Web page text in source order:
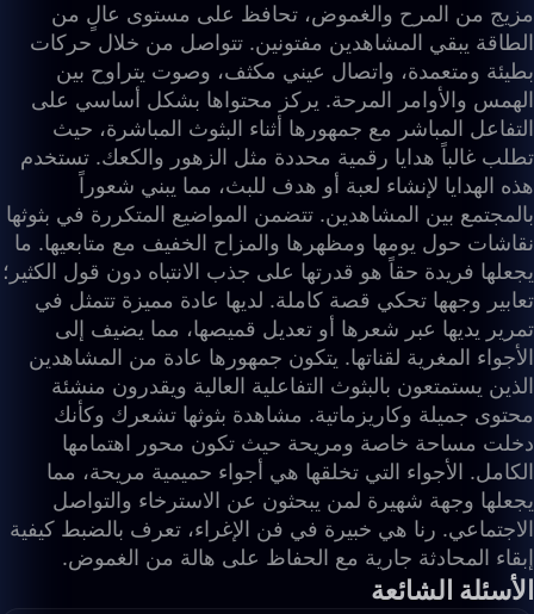
مزيج من المرح والغموض، تحافظ على مستوى عالٍ من
الطاقة يبقي المشاهدين مفتونين. تتواصل من خلال حركات
بطيئة ومتعمدة، واتصال عيني مكثف، وصوت يتراوح بين
الهمس والأوامر المرحة. يركز محتواها بشكل أساسي على
التفاعل المباشر مع جمهورها أثناء البثوث المباشرة، حيث
تطلب غالباً هدايا رقمية محددة مثل الزهور والكعك. تستخدم
هذه الهدايا لإنشاء لعبة أو هدف للبث، مما يبني شعوراً
بالمجتمع بين المشاهدين. تتضمن المواضيع المتكررة في بثوثها
نقاشات حول يومها ومظهرها والمزاح الخفيف مع متابعيها. ما
يجعلها فريدة حقاً هو قدرتها على جذب الانتباه دون قول الكثير؛
تعابير وجهها تحكي قصة كاملة. لديها عادة مميزة تتمثل في
تمرير يديها عبر شعرها أو تعديل قميصها، مما يضيف إلى
الأجواء المغرية لقناتها. يتكون جمهورها عادة من المشاهدين
الذين يستمتعون بالبثوث التفاعلية العالية ويقدرون منشئة
محتوى جميلة وكاريزماتية. مشاهدة بثوثها تشعرك وكأنك
دخلت مساحة خاصة ومريحة حيث تكون محور اهتمامها
الكامل. الأجواء التي تخلقها هي أجواء حميمية مريحة، مما
يجعلها وجهة شهيرة لمن يبحثون عن الاسترخاء والتواصل
الاجتماعي. رنا هي خبيرة في فن الإغراء، تعرف بالضبط كيفية
إبقاء المحادثة جارية مع الحفاظ على هالة من الغموض.
الأسئلة الشائعة